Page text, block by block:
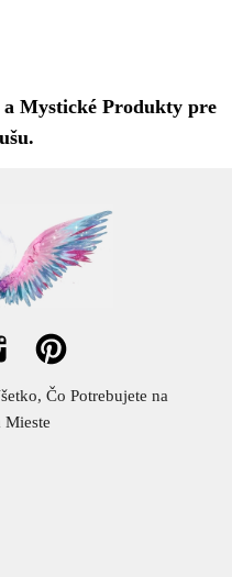
Mystické Produkty pre
Čo Potrebujete na